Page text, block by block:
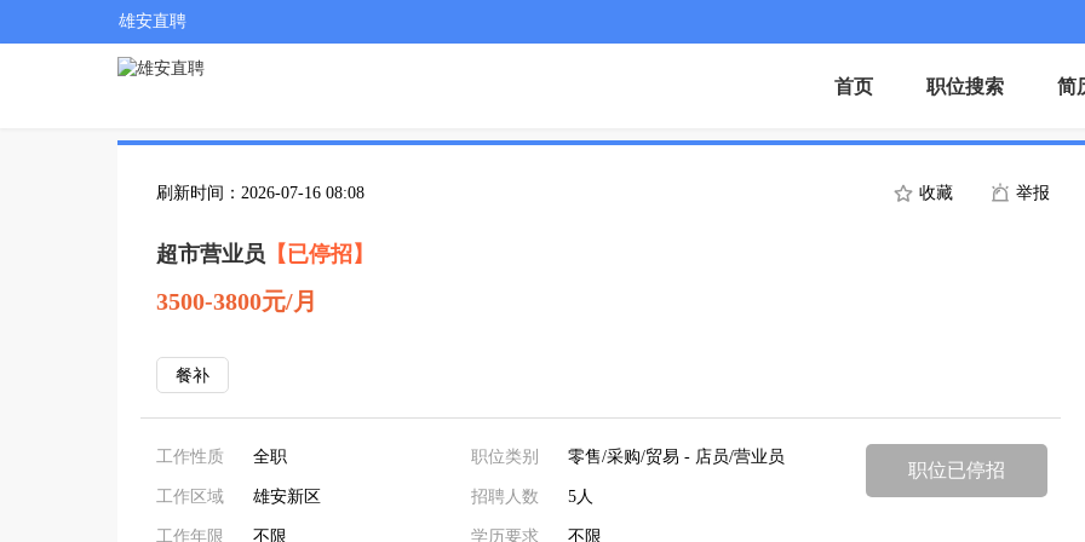
雄安直聘
首页 职位搜索 简
刷新时间：2026-07-16 08:08 收藏 举报
超市营业员 【已停招】
3500-3800元/月
餐补
工作性质 全职
工作区域 雄安新区
工作年限 不限
职位类别 零售/采购/贸易 - 店员/营业员
招聘人数 5人
学历要求 不限
职位已停招